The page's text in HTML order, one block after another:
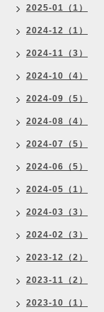
2025-01（1）
2024-12（1）
2024-11（3）
2024-10（4）
2024-09（5）
2024-08（4）
2024-07（5）
2024-06（5）
2024-05（1）
2024-03（3）
2024-02（3）
2023-12（2）
2023-11（2）
2023-10（1）